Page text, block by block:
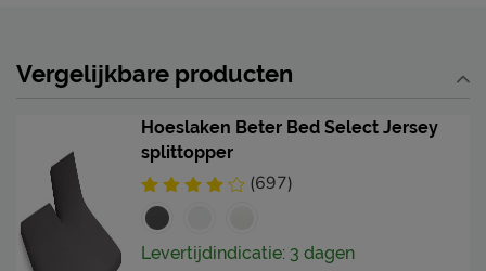
Vergelijkbare producten
Hoeslaken Beter Bed Select Jersey
splittopper
(697)
Levertijdindicatie: 3 dagen